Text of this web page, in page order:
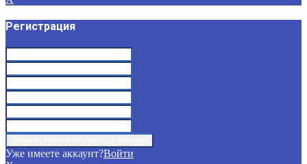
Регистрация
Уже имеете аккаунт?Войти